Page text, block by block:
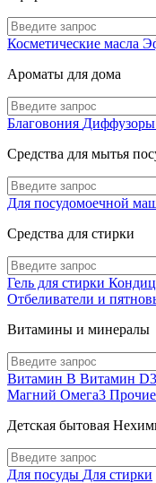
Косметические масла
Ароматы для дома
Благовония Диффузоры
Средства для мытья
Для посудомоечной
Средства для стирки
Гель для стирки
Отбеливатели и
Витамины и минералы
Витамин В Витамин D3
Магний Омега3 Прочие
Детская бытовая
Для посуды Для стирки